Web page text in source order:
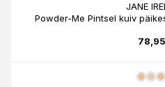
JANE
Powder-Me Pintsel kuiv